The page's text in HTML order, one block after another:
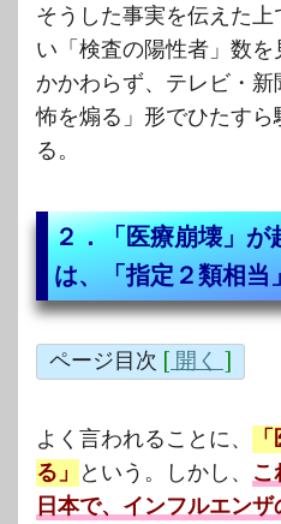
そうした事実を伝えた
い「検査の陽性者」数
かかわらず、テレビ・
怖を煽る」形でひたす
る。
２．「医療崩壊」が
は、「指定２類相当
ページ目次 [ 開く ]
よく言われることに、
る」 という。しかし、 こ
日本で、インフルエン